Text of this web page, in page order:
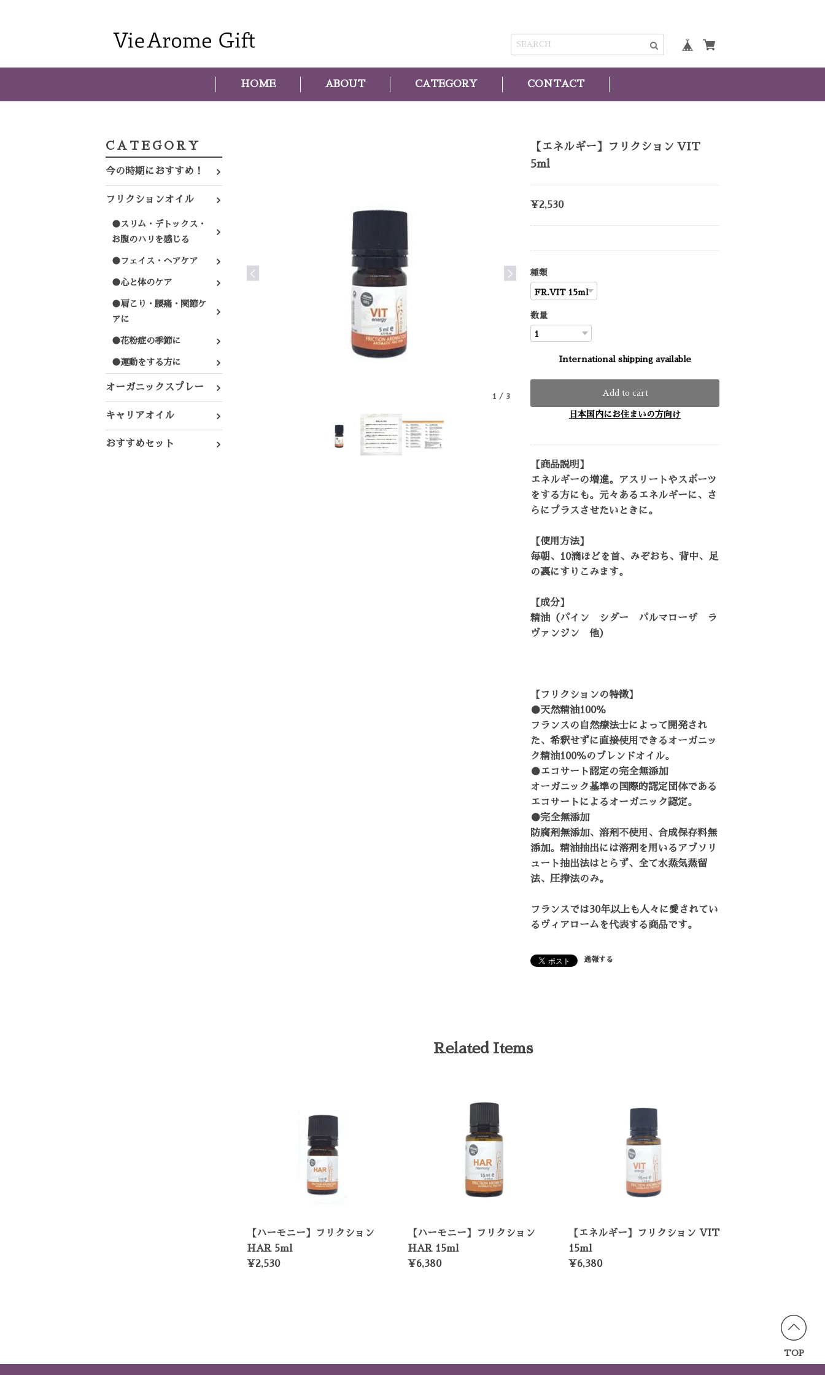
HOME ABOUT CATEGORY CONTACT
CATEGORY
今の時期におすすめ！
フリクションオイル
●スリム・デトックス・
お腹のハリを感じる
●フェイス・ヘアケア
●心と体のケア
●肩こり・腰痛・関節ケ
アに
●花粉症の季節に
●運動をする方に
オーガニックスプレー
キャリアオイル
おすすめセット
1 / 3
【エネルギー】フリクション VIT
5ml
¥2,530
種類
数量
International shipping available
Add to cart
日本国内にお住まいの方向け
【商品説明】
エネルギーの増進。アスリートやスポーツ
をする方にも。元々あるエネルギーに、さ
らにプラスさせたいときに。
【使用方法】
毎朝、10滴ほどを首、みぞおち、背中、足
の裏にすりこみます。
【成分】
精油（パイン シダー パルマローザ ラ
ヴァンジン 他）
【フリクションの特徴】
●天然精油100％
フランスの自然療法士によって開発され
た、希釈せずに直接使用できるオーガニッ
ク精油100％のブレンドオイル。
●エコサート認定の完全無添加
オーガニック基準の国際的認定団体である
エコサートによるオーガニック認定。
●完全無添加
防腐剤無添加、溶剤不使用、合成保存料無
添加。精油抽出には溶剤を用いるアブソリ
ュート抽出法はとらず、全て水蒸気蒸留
法、圧搾法のみ。
フランスでは30年以上も人々に愛されてい
るヴィアロームを代表する商品です。
通報する
Related Items
【ハーモニー】フリクション
HAR 5ml
¥2,530
【ハーモニー】フリクション
HAR 15ml
¥6,380
【エネルギー】フリクション VIT
15ml
¥6,380
TOP